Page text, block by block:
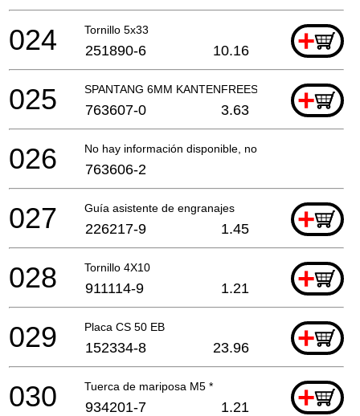
Tornillo 5x33 +
024 251890-6 10.16
SPANTANG 6MM KANTENFREES +
025 763607-0 3.63
No hay información disponible, no se puede pedir
026 763606-2
Guía asistente de engranajes +
027 226217-9 1.45
Tornillo 4X10 +
028 911114-9 1.21
Placa CS 50 EB +
029 152334-8 23.96
Tuerca de mariposa M5 * +
030 934201-7 1.21